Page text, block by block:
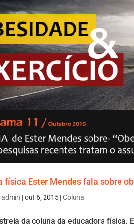
física Ester Mendes fala sobre
|out 6, 2015 |Coluna
da coluna da educadora física,